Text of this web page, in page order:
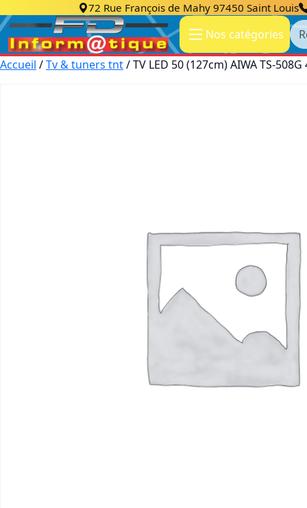
72 Rue François de Mahy 97450 Saint Louis
Nos catégories
Accueil /Tv & tuners tnt/ TV LED 50 (127cm) AIWA TS-